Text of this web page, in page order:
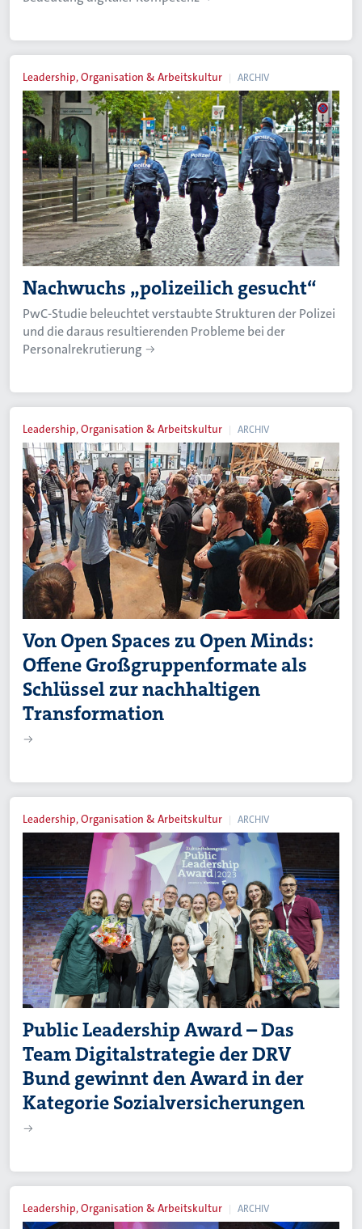
Leadership, Organisation & Arbeitskultur ARCHIV
Nachwuchs „polizeilich gesucht“
PwC-Studie beleuchtet verstaubte Strukturen der Polizei
und die daraus resultierenden Probleme bei der
Personalrekrutierung
Leadership, Organisation & Arbeitskultur ARCHIV
Von Open Spaces zu Open Minds:
Offene Großgruppenformate als
Schlüssel zur nachhaltigen
Transformation
Leadership, Organisation & Arbeitskultur ARCHIV
Public Leadership Award – Das
Team Digitalstrategie der DRV
Bund gewinnt den Award in der
Kategorie Sozialversicherungen
Leadership, Organisation & Arbeitskultur ARCHIV